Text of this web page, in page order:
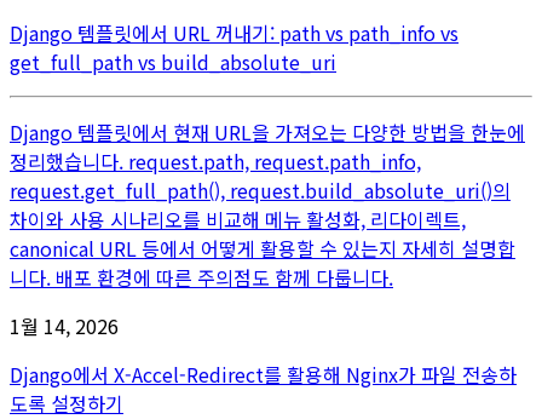
Django 템플릿에서 URL 꺼내기: path vs path_info vs
get_full_path vs build_absolute_uri
Django 템플릿에서 현재 URL을 가져오는 다양한 방법을 한눈에
정리했습니다. request.path, request.path_info,
request.get_full_path(), request.build_absolute_uri()의
차이와 사용 시나리오를 비교해 메뉴 활성화, 리다이렉트,
canonical URL 등에서 어떻게 활용할 수 있는지 자세히 설명합
니다. 배포 환경에 따른 주의점도 함께 다룹니다.
1월 14, 2026
Django에서 X-Accel-Redirect를 활용해 Nginx가 파일 전송하
도록 설정하기